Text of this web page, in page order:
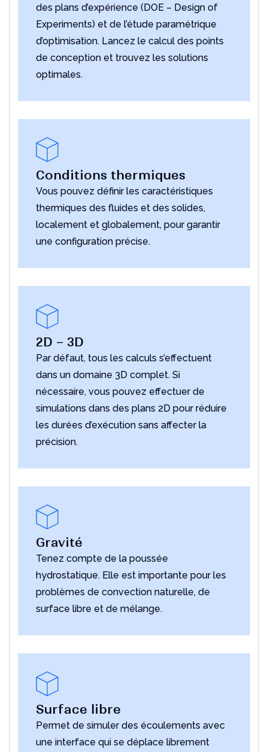
des plans d’expérience (DOE – Design of
Experiments) et de l’étude paramétrique
d’optimisation. Lancez le calcul des points
de conception et trouvez les solutions
optimales.
Conditions thermiques
Vous pouvez définir les caractéristiques
thermiques des fluides et des solides,
localement et globalement, pour garantir
une configuration précise.
2D – 3D
Par défaut, tous les calculs s’effectuent
dans un domaine 3D complet. Si
nécessaire, vous pouvez effectuer de
simulations dans des plans 2D pour réduire
les durées d’exécution sans affecter la
précision.
Gravité
Tenez compte de la poussée
hydrostatique. Elle est importante pour les
problèmes de convection naturelle, de
surface libre et de mélange.
Surface libre
Permet de simuler des écoulements avec
une interface qui se déplace librement